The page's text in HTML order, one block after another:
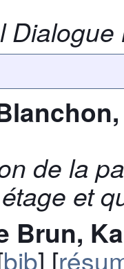
de la
et
Brun,
bib] [